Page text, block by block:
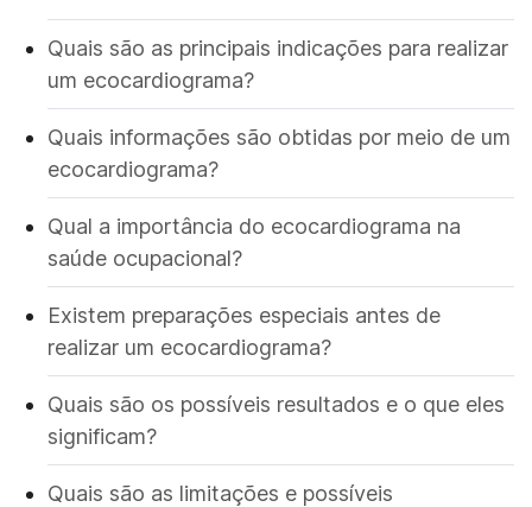
Quais são as principais indicações para realizar
um ecocardiograma?
Quais informações são obtidas por meio de um
ecocardiograma?
Qual a importância do ecocardiograma na
saúde ocupacional?
Existem preparações especiais antes de
realizar um ecocardiograma?
Quais são os possíveis resultados e o que eles
significam?
Quais são as limitações e possíveis